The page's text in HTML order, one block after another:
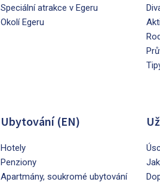
Speciální atrakce v Egeru
Okolí Egeru
Ubytování (EN)
Hotely
Penziony
Apartmány, soukromé ubytování